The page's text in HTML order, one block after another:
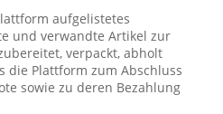
aufgelistetes
und verwandte Artikel zur
verpackt, abholt
die Plattform zum Abschluss
sowie zu deren Bezahlung